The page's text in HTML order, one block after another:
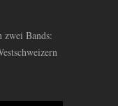
zwei Bands: